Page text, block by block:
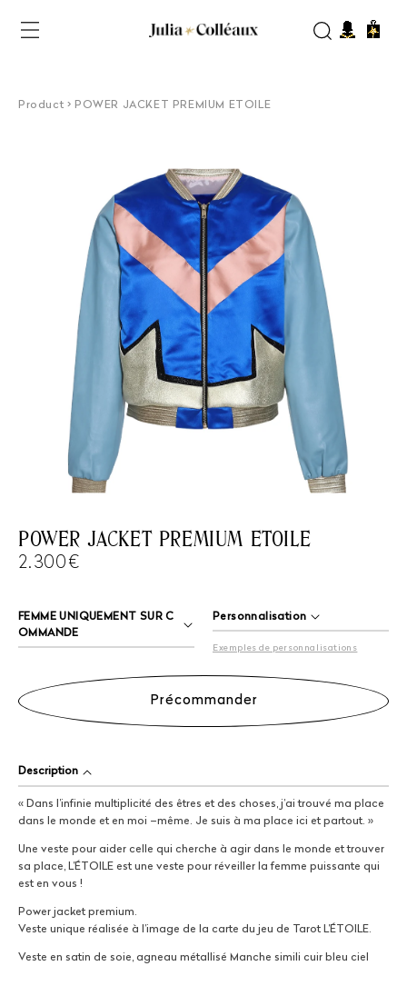
passer
au
Panier
Product > POWER JACKET PREMIUM ETOILE
POWER JACKET PREMIUM ETOILE
Prix
2.300€
FEMME UNIQUEMENT SUR C
OMMANDE
Personnalisation
Exemples de personnalisations
Description
« Dans l’infinie multiplicité des êtres et des choses, j’ai trouvé ma place
dans le monde et en moi –même. Je suis à ma place ici et partout. »
Une veste pour aider celle qui cherche à agir dans le monde et trouver
sa place, L’ÉTOILE est une veste pour réveiller la femme puissante qui
est en vous !
Power jacket premium.
Veste unique réalisée à l’image de la carte du jeu de Tarot L’ÉTOILE.
Veste en satin de soie, agneau métallisé Manche simili cuir bleu ciel
Précommander